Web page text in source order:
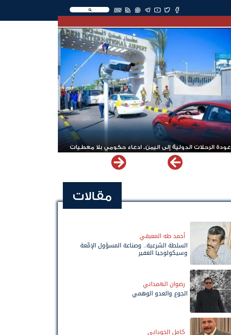
EN
عودة الرحلات الدولية إلى اليمن.. ادعاء حكومي بلا معطيات
مقالات
أحمد طه المعبقي
السلطة الشرعية.. وصناعة المسؤول الإمّعة
وسيكولوجيا الغفير
رضوان الهمداني
الجوع والعدو الوهمي
كامل الخوداني